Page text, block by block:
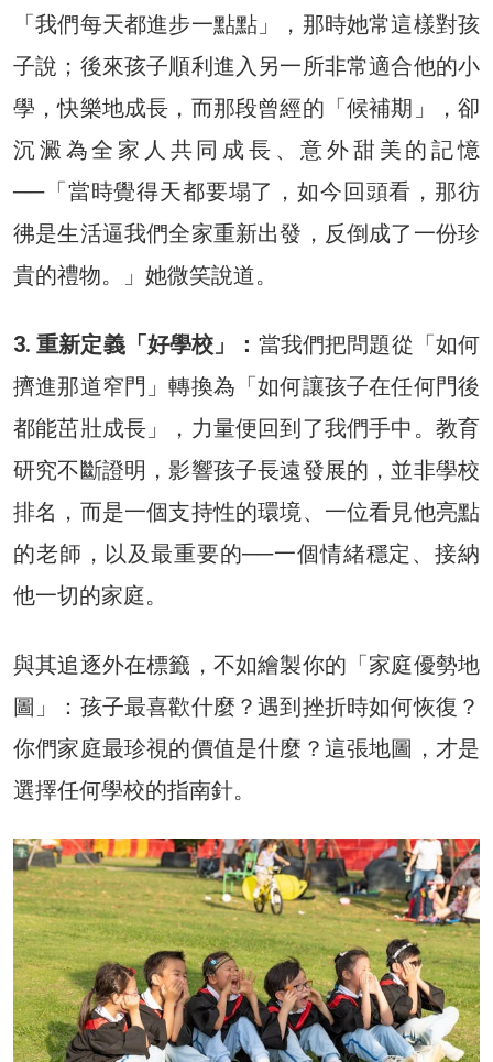
「我們每天都進步一點點」，那時她常這樣對孩
子說；後來孩子順利進入另一所非常適合他的小
學，快樂地成長，而那段曾經的「候補期」，卻
沉澱為全家人共同成長、意外甜美的記憶
──「當時覺得天都要塌了，如今回頭看，那彷
彿是生活逼我們全家重新出發，反倒成了一份珍
貴的禮物。」她微笑說道。
3. 重新定義「好學校」： 當我們把問題從「如何
擠進那道窄門」轉換為「如何讓孩子在任何門後
都能茁壯成長」，力量便回到了我們手中。教育
研究不斷證明，影響孩子長遠發展的，並非學校
排名，而是一個支持性的環境、一位看見他亮點
的老師，以及最重要的──一個情緒穩定、接納
他一切的家庭。
與其追逐外在標籤，不如繪製你的「家庭優勢地
圖」：孩子最喜歡什麼？遇到挫折時如何恢復？
你們家庭最珍視的價值是什麼？這張地圖，才是
選擇任何學校的指南針。